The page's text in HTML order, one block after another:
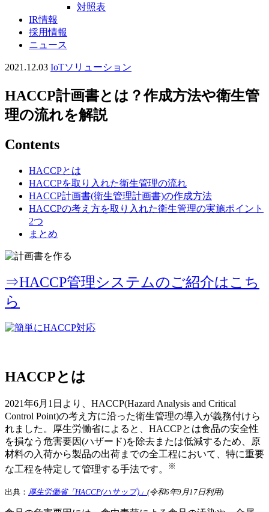
対照表
IR情報
採用情報
ニュース
2021.12.03 IoTソリューション
HACCP計画書とは？作成方法や衛生管
理の流れを解説
Contents
HACCPとは
HACCPを取り入れた衛生管理の流れ
HACCP計画書(衛生管理計画書)の作成方法
HACCPの考え方を取り入れた衛生管理の実施ポイント
2つ
まとめ
⇒HACCP管理システムのご紹介はこち
ら
HACCPとは
2021年6月1日より、HACCP(Hazard Analysis and Critical
Control Point)の考え方に沿った衛生管理の導入が義務付けら
れました。厚生労働省によると、HACCPとは食品の安全性
を損なう危害要因(ハザード)を除去または低減するため、原
材料の入荷から製品の出荷までの全工程において、特に重要
な工程を特定して管理する手法です。
※
出典： 厚生労働省「HACCP(ハサップ)」 (令和6年9月17日利用)